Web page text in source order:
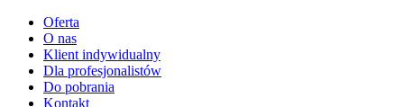
Oferta
O nas
Klient indywidualny
Dla profesjonalistów
Do pobrania
Kontakt